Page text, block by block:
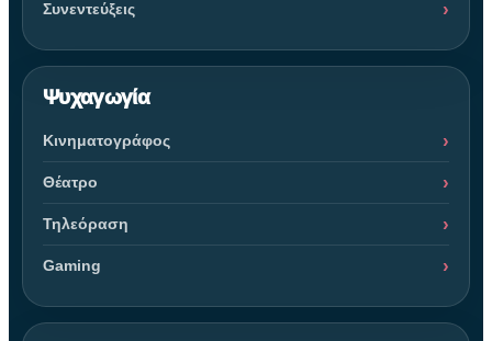
Συνεντεύξεις
Ψυχαγωγία
Κινηματογράφος
Θέατρο
Τηλεόραση
Gaming